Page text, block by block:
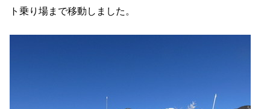
ト乗り場まで移動しました。